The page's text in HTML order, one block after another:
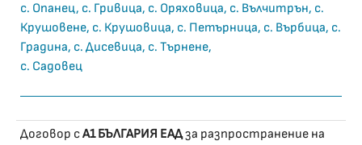
с. Опанец, с. Гривица, с. Оряховица, с. Вълчитрън, с.
Крушовене, с. Крушовица, с. Петърница, с. Върбица, с.
Градина, с. Дисевица, с. Търнене,
с. Садовец
Договор сА1 БЪЛГАРИЯ ЕАДза разпространение на